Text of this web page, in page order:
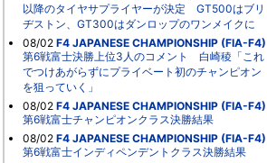
以降のタイヤサプライヤーが決定 GT500はブリ
ヂストン、GT300はダンロップのワンメイクに
08/02 F4 JAPANESE CHAMPIONSHIP (FIA-F4)
第6戦富士決勝上位3人のコメント 白崎稜「これ
でつけあがらずにプライベート初のチャンピオン
を狙っていく」
08/02 F4 JAPANESE CHAMPIONSHIP (FIA-F4)
第6戦富士チャンピオンクラス決勝結果
08/02 F4 JAPANESE CHAMPIONSHIP (FIA-F4)
第6戦富士インディペンデントクラス決勝結果